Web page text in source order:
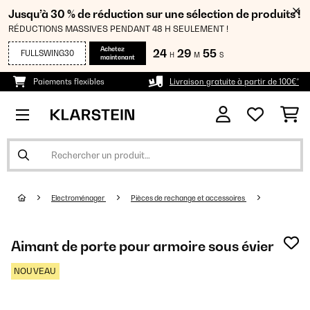
Jusqu’à 30 % de réduction sur une sélection de produits !
RÉDUCTIONS MASSIVES PENDANT 48 H SEULEMENT !
FULLSWING30
Achetez
maintenant
24 H 29 M 55 S
Paiements flexibles Livraison gratuite à partir de 100€*
Electroménager Pièces de rechange et accessoires
Aimant de porte pour armoire sous évier
NOUVEAU